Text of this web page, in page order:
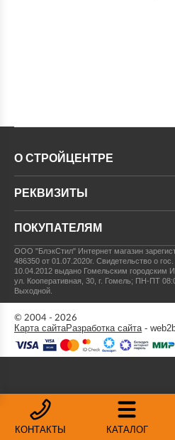
КОНТАКТЫ КАТАЛОГ
О СТРОЙЦЕНТРЕ
РЕКВИЗИТЫ
ПОКУПАТЕЛЯМ
ООО "БлэкСтил" Интернет магазин
486350 от 01.07.2020г.Свидетельство о
10.04.2012 выдано Гомельским городским
ул. Кооперативная, 30, г. Гомель; ПН-ПТ
Выходной.
© 2004 - 2026
Карта сайтаРазработка сайта-